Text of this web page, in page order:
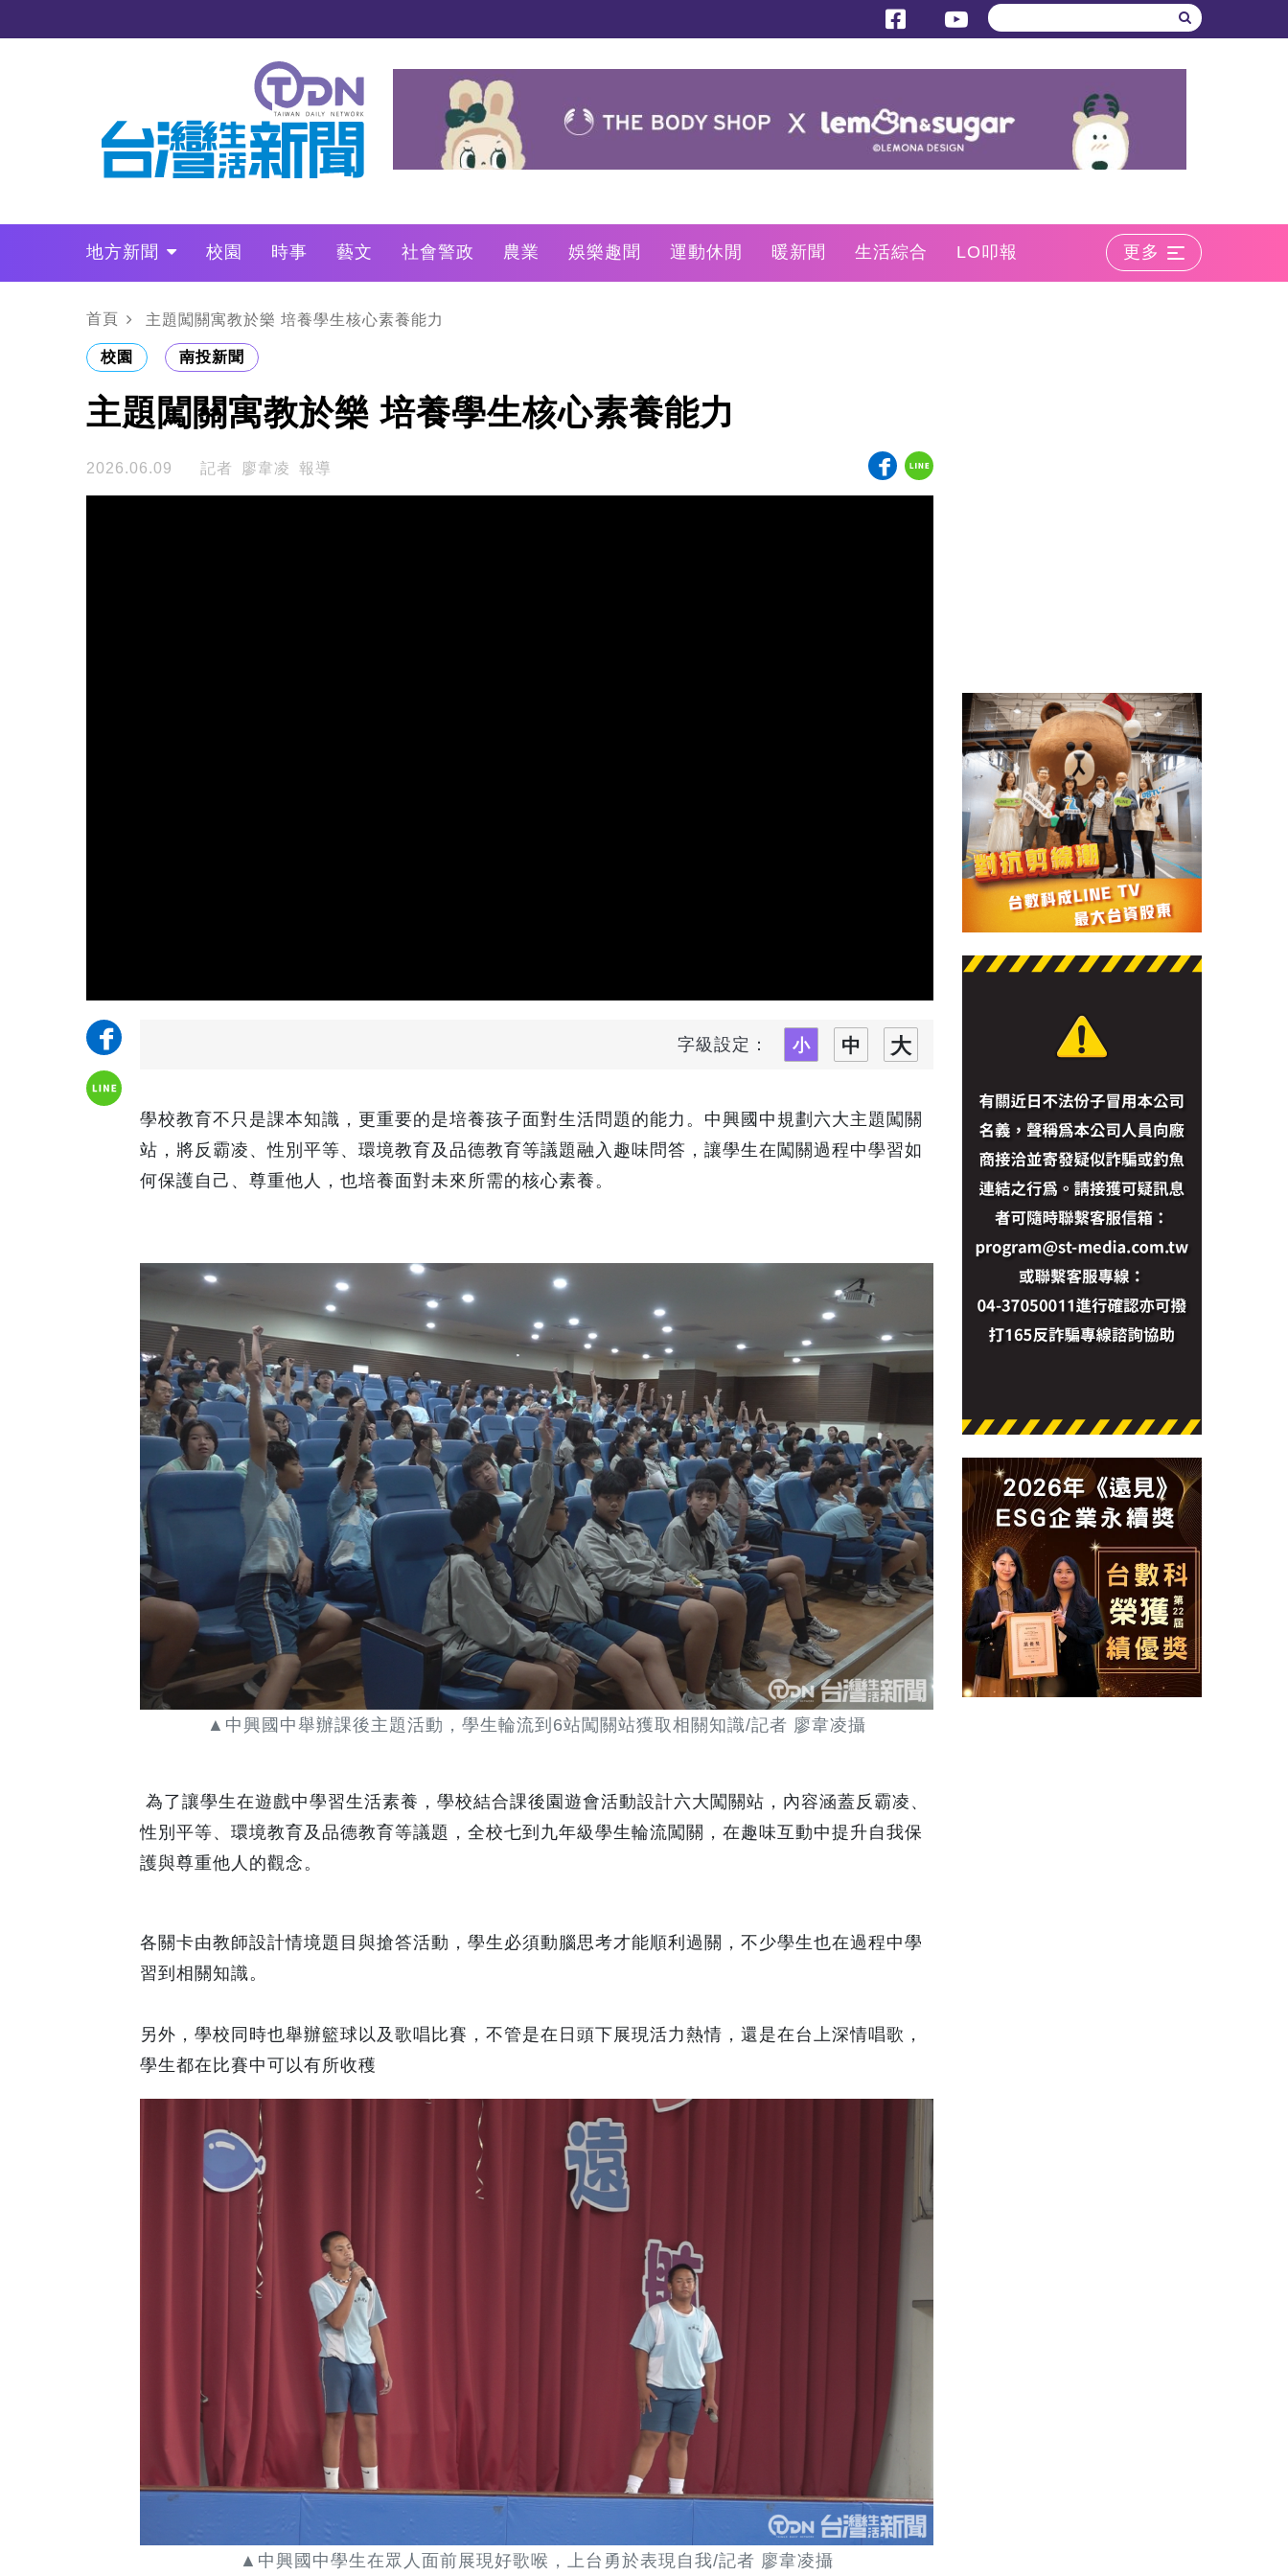
地方新聞 校園 時事 藝文 社會警政 農業 娛樂趣聞 運動休閒 暖新聞 生活綜合
LO叩報
政治
財經 LO叩敲敲門
更多
首頁 主題闖關寓教於樂 培養學生核心素養能力
校園 南投新聞
主題闖關寓教於樂 培養學生核心素養能力
2026.06.09 記者 廖韋凌 報導
字級設定：
學校教育不只是課本知識，更重要的是培養孩子面對生活問題的能力。中興國中規劃六大主題闖關
站，將反霸凌、性別平等、環境教育及品德教育等議題融入趣味問答，讓學生在闖關過程中學習如
何保護自己、尊重他人，也培養面對未來所需的核心素養。
▲中興國中舉辦課後主題活動，學生輪流到6站闖關站獲取相關知識/記者 廖韋凌攝
為了讓學生在遊戲中學習生活素養，學校結合課後園遊會活動設計六大闖關站，內容涵蓋反霸凌、
性別平等、環境教育及品德教育等議題，全校七到九年級學生輪流闖關，在趣味互動中提升自我保
護與尊重他人的觀念。
各關卡由教師設計情境題目與搶答活動，學生必須動腦思考才能順利過關，不少學生也在過程中學
習到相關知識。
另外，學校同時也舉辦籃球以及歌唱比賽，不管是在日頭下展現活力熱情，還是在台上深情唱歌，
學生都在比賽中可以有所收穫
▲中興國中學生在眾人面前展現好歌喉，上台勇於表現自我/記者 廖韋凌攝